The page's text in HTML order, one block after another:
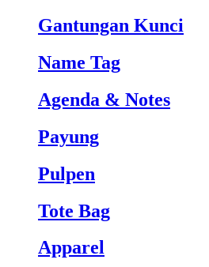
Gantungan Kunci
Name Tag
Agenda & Notes
Payung
Pulpen
Tote Bag
Apparel